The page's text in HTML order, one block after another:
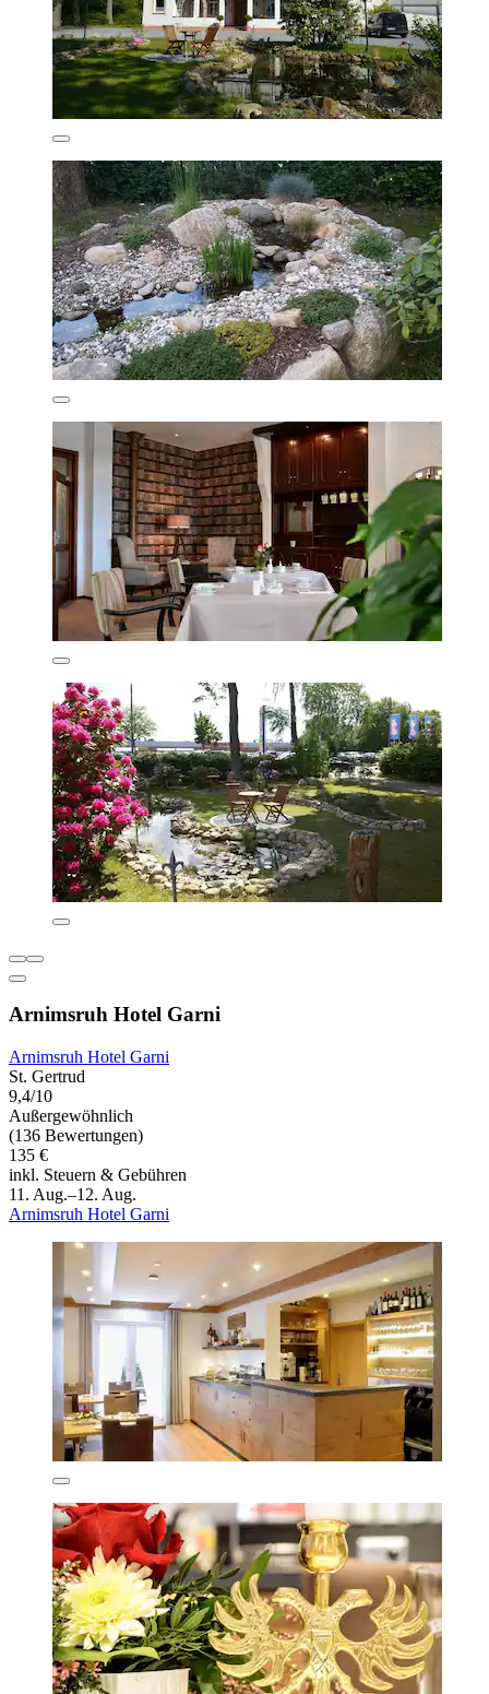
Arnimsruh Hotel Garni
Arnimsruh Hotel Garni
St. Gertrud
9,4/10
Außergewöhnlich
(136 Bewertungen)
135 €
inkl. Steuern & Gebühren
11. Aug.–12. Aug.
Arnimsruh Hotel Garni